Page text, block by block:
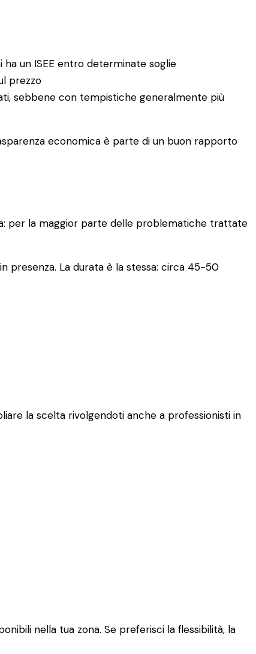
un ISEE entro determinate soglie
prezzo
sebbene con tempistiche generalmente più
economica è parte di un buon rapporto
per la maggior parte delle problematiche trattate
presenza. La durata è la stessa: circa 45-50
la scelta rivolgendoti anche a professionisti in
nella tua zona. Se preferisci la flessibilità, la